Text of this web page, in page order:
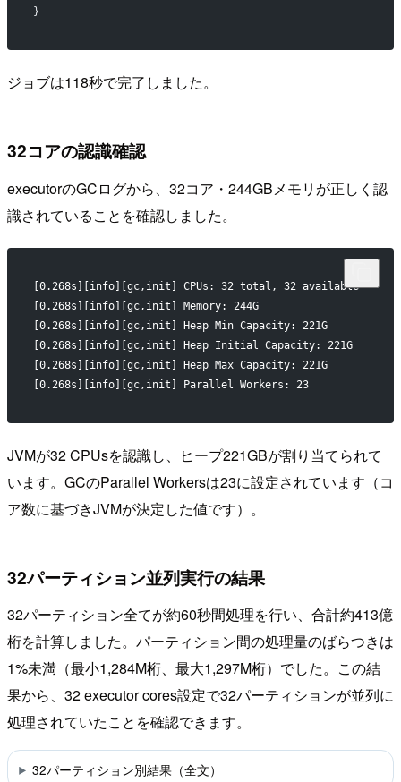
}
ジョブは118秒で完了しました。
32コアの認識確認
executorのGCログから、32コア・244GBメモリが正しく認
識されていることを確認しました。
[0.268s][info][gc,init] CPUs: 32 total, 32 available
[0.268s][info][gc,init] Memory: 244G
[0.268s][info][gc,init] Heap Min Capacity: 221G
[0.268s][info][gc,init] Heap Initial Capacity: 221G
[0.268s][info][gc,init] Heap Max Capacity: 221G
[0.268s][info][gc,init] Parallel Workers: 23
JVMが32 CPUsを認識し、ヒープ221GBが割り当てられて
います。GCのParallel Workersは23に設定されています（コ
ア数に基づきJVMが決定した値です）。
32パーティション並列実行の結果
32パーティション全てが約60秒間処理を行い、合計約413億
桁を計算しました。パーティション間の処理量のばらつきは
1%未満（最小1,284M桁、最大1,297M桁）でした。この結
果から、32 executor cores設定で32パーティションが並列に
処理されていたことを確認できます。
32パーティション別結果（全文）